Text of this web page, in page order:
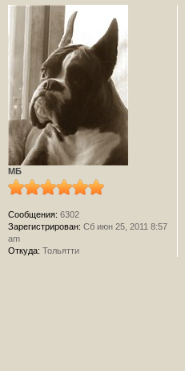
МБ
Сообщения: 6302
Зарегистрирован: Сб июн 25, 2011 8:57
am
Откуда: Тольятти